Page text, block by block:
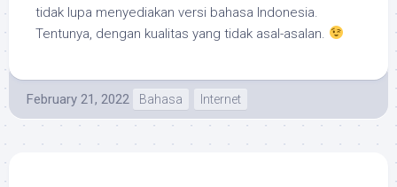
tidak lupa menyediakan versi bahasa Indonesia.
Tentunya, dengan kualitas yang tidak asal-asalan.
February 21, 2022 Bahasa Internet